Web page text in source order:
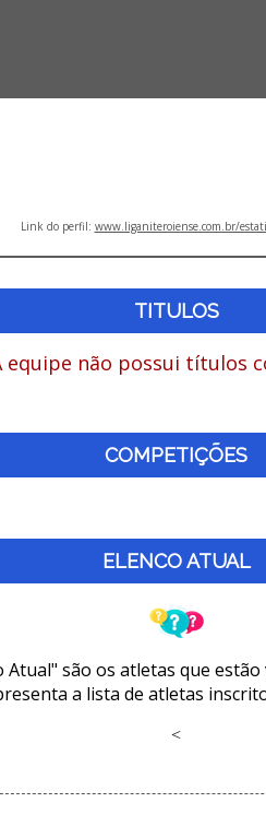
Link do perfil: www.liganiteroiense.com.br/
TITULOS
equipe não possui títulos
COMPETIÇÕES
ELENCO ATUAL
Atual" são os atletas que
a lista de atletas
<